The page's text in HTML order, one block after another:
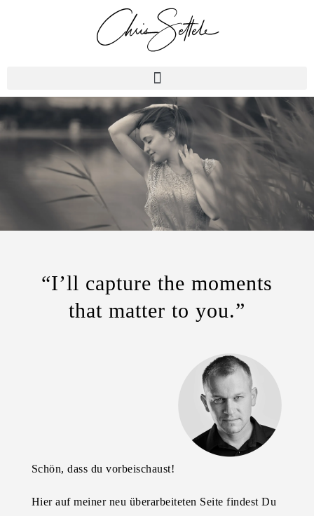
“I’ll capture the moments
that matter to you.”
Schön, dass du vorbeischaust!
Hier auf meiner neu überarbeiteten Seite findest Du